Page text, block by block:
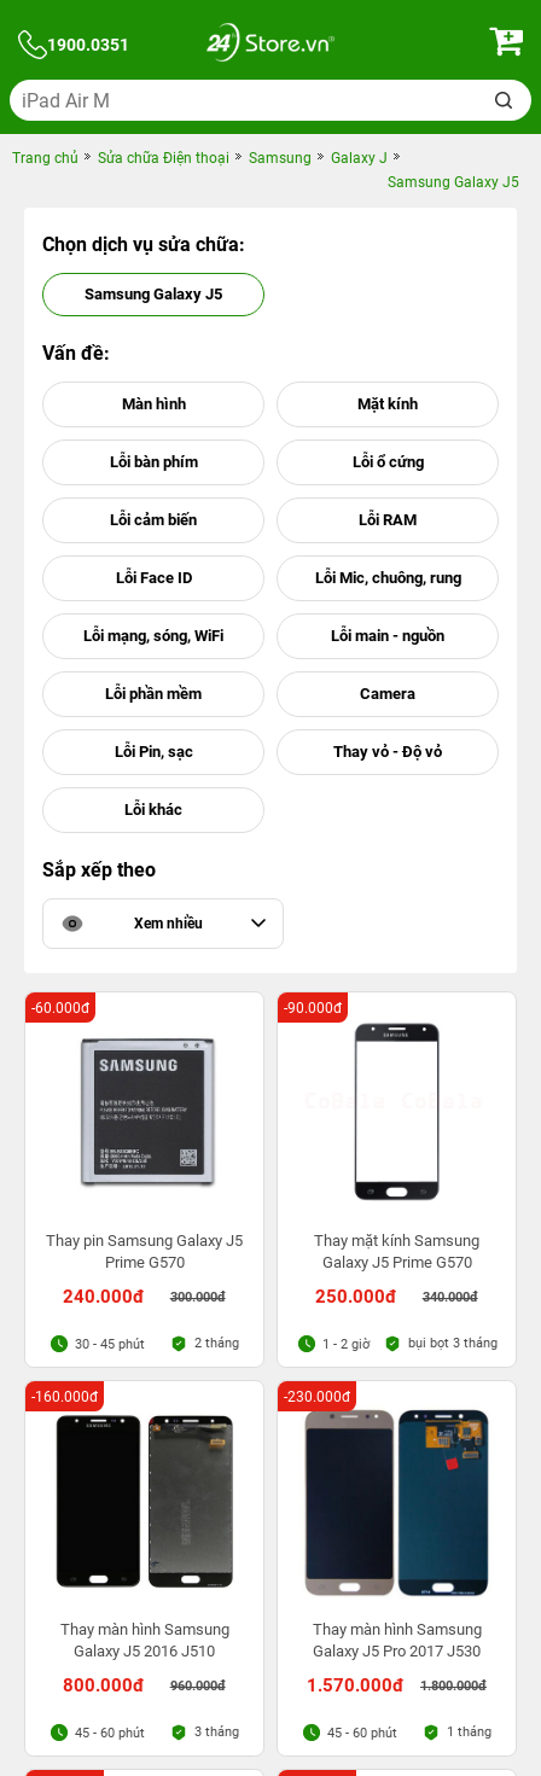
1900.0351
Trang chủ Sửa chữa Điện thoại Samsung
Galaxy J
Samsung Galaxy J5
Chọn dịch vụ sửa chữa:
Samsung Galaxy J5
Vấn đề:
Sắp xếp theo
Xem nhiều
Thay pin Samsung Galaxy J5
Prime G570
240.000đ 300.000đ
-60.000đ
30 - 45 phút 2 tháng
Thay mặt kính Samsung
Galaxy J5 Prime G570
250.000đ 340.000đ
-90.000đ
1 - 2 giờ bụi bọt 3 tháng
Thay màn hình Samsung
Galaxy J5 2016 J510
800.000đ 960.000đ
-160.000đ
45 - 60 phút 3 tháng
Thay màn hình Samsung
Galaxy J5 Pro 2017 J530
1.570.000đ 1.800.000đ
-230.000đ
45 - 60 phút 1 tháng